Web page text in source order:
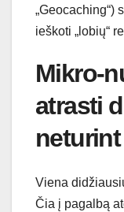
„Geocaching“)
ieškoti „lobių“
Mikro-
atrasti
Viena
Čia į pagalbą